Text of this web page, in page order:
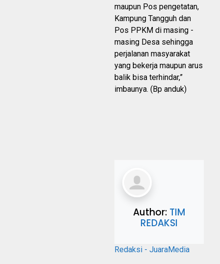
maupun Pos pengetatan,
Kampung Tangguh dan
Pos PPKM di masing -
masing Desa sehingga
perjalanan masyarakat
yang bekerja maupun arus
balik bisa terhindar,”
imbaunya. (Bp anduk)
Author: TIM
REDAKSI
Redaksi - JuaraMedia